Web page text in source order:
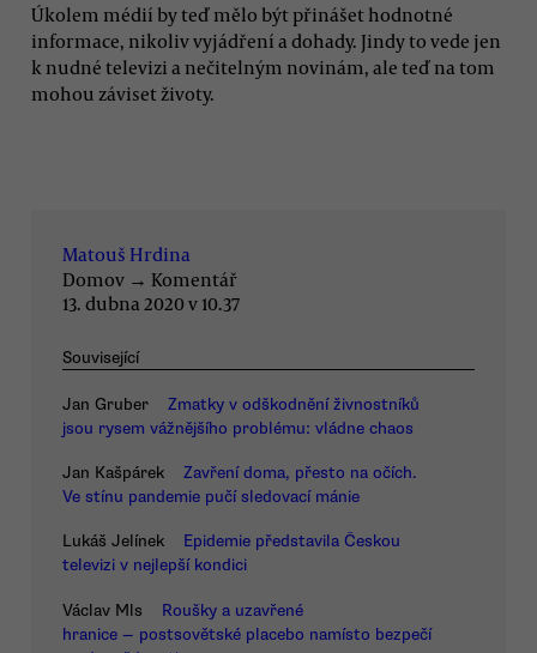
Úkolem médií by teď mělo být přinášet hodnotné
informace, nikoliv vyjádření a dohady. Jindy to vede jen
k nudné televizi a nečitelným novinám, ale teď na tom
mohou záviset životy.
Matouš Hrdina
Domov → Komentář
13. dubna 2020 v 10.37
Související
Jan Gruber
Zmatky v odškodnění živnostníků
jsou rysem vážnějšího problému: vládne chaos
Jan Kašpárek
Zavření doma, přesto na očích.
Ve stínu pandemie pučí sledovací mánie
Lukáš Jelínek
Epidemie představila Českou
televizi v nejlepší kondici
Václav Mls
Roušky a uzavřené
hranice — postsovětské placebo namísto bezpečí